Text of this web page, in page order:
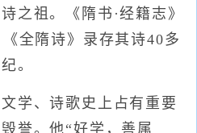
之祖。《隋书·经籍志》
全隋诗》录存其诗40多
。
、诗歌史上占有重要
誉。他“好学，善属